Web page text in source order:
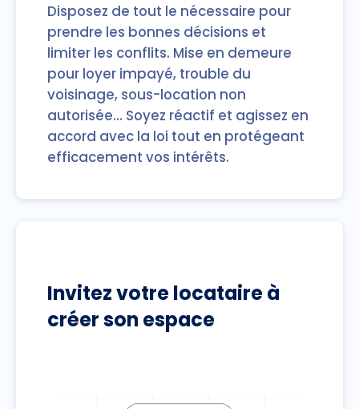
Disposez de tout le nécessaire pour
prendre les bonnes décisions et
limiter les conflits. Mise en demeure
pour loyer impayé, trouble du
voisinage, sous-location non
autorisée… Soyez réactif et agissez en
accord avec la loi tout en protégeant
efficacement vos intérêts.
Invitez votre locataire à
créer son espace